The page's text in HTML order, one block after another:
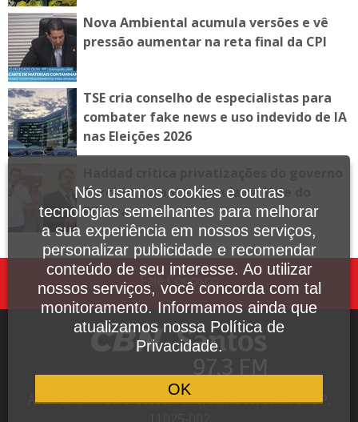
Nova Ambiental acumula versões e vê
pressão aumentar na reta final da CPI
TSE cria conselho de especialistas para
combater fake news e uso indevido de IA
nas Eleições 2026
Tarcísio durante agenda no Vale do
Ribeira
Fale Conosco
Avenida Dr. Pedro Lessa, 1640, sala 809, Santos - SP,
Nós usamos cookies e outras
tecnologias semelhantes para melhorar
a sua experiência em nossos serviços,
personalizar publicidade e recomendar
conteúdo de seu interesse. Ao utilizar
nossos serviços, você concorda com tal
monitoramento. Informamos ainda que
atualizamos nossa Política de
Privacidade.
OK